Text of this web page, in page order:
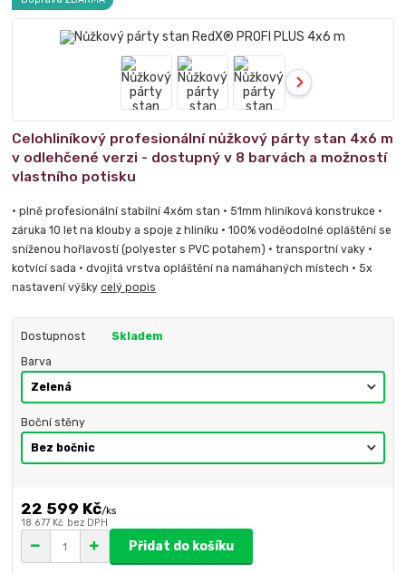
Celohliníkový profesionální nůžkový párty stan 4x6 m
v odlehčené verzi - dostupný v 8 barvách a možností
vlastního potisku
• plně profesionální stabilní 4x6m stan • 51mm hliníková konstrukce •
záruka 10 let na klouby a spoje z hliníku • 100% voděodolné opláštění se
sníženou hořlavostí (polyester s PVC potahem) • transportní vaky •
kotvící sada • dvojitá vrstva opláštění na namáhaných místech • 5x
nastavení výškycelý popis
Dostupnost Skladem
Barva
Boční stěny
22 599 Kč/ks
18 677 Kč bez DPH
Přidat do košíku